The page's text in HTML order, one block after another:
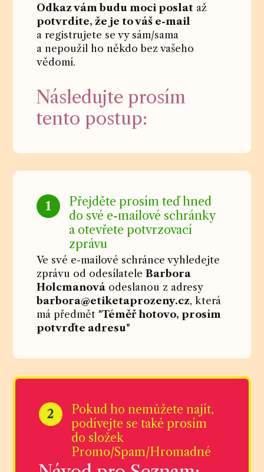
Odkaz vám budu moci poslat až
potvrdíte, že je to váš e-mail
a registrujete se vy sám/sama
a nepoužil ho někdo bez vašeho
vědomí.
Následujte prosím
tento postup:
1
Přejděte prosím teď hned
do své e-mailové schránky
a otevřete potvrzovací
zprávu
Ve své e-mailové schránce vyhledejte
zprávu od odesílateleBarbora
Holcmanová odeslanou z adresy
barbora@etiketaprozeny.cz, která
má předmět "Téměř hotovo, prosím
potvrďte adresu"
2
Pokud ho nemůžete najít,
podívejte se také prosím
do složek
Promo/Spam/Hromadné